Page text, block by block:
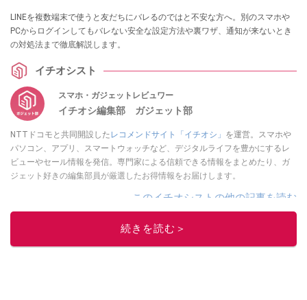
LINEを複数端末で使うと友だちにバレるのではと不安な方へ。別のスマホや
PCからログインしてもバレない安全な設定方法や裏ワザ、通知が来ないとき
の対処法まで徹底解説します。
イチオシスト
スマホ・ガジェットレビュワー
イチオシ編集部 ガジェット部
NTTドコモと共同開設した レコメンドサイト「イチオシ」 を運営。スマホや
パソコン、アプリ、スマートウォッチなど、デジタルライフを豊かにするレ
ビューやセール情報を発信。専門家による信頼できる情報をまとめたり、ガ
ジェット好きの編集部員が厳選したお得情報をお届けします。
このイチオシストの他の記事を読む
続きを読む＞